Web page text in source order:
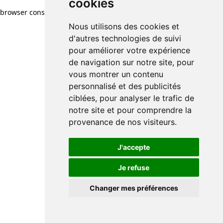
cookies
Nous utilisons des cookies et
d'autres technologies de suivi
pour améliorer votre expérience
de navigation sur notre site, pour
vous montrer un contenu
personnalisé et des publicités
ciblées, pour analyser le trafic de
notre site et pour comprendre la
provenance de nos visiteurs.
J'accepte
Je refuse
Changer mes préférences
browser console for more information)